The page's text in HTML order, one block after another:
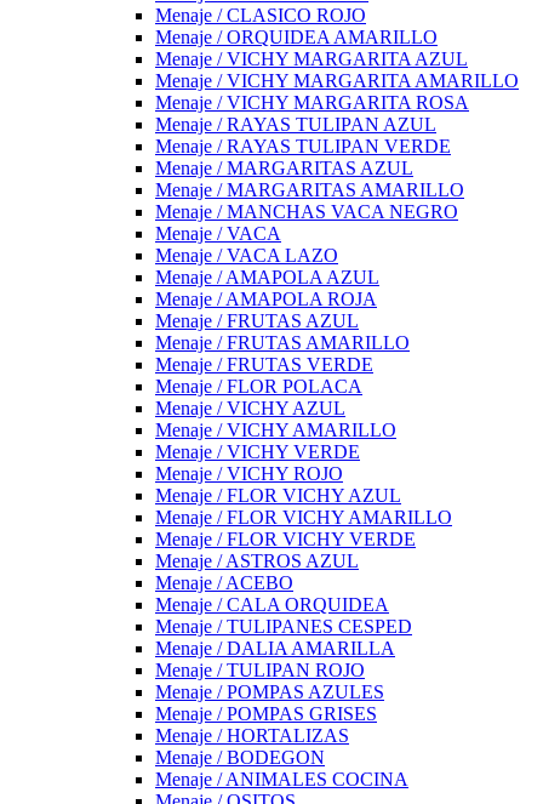
Menaje / CLASICO ROJO
Menaje / ORQUIDEA AMARILLO
Menaje / VICHY MARGARITA AZUL
Menaje / VICHY MARGARITA AMARILLO
Menaje / VICHY MARGARITA ROSA
Menaje / RAYAS TULIPAN AZUL
Menaje / RAYAS TULIPAN VERDE
Menaje / MARGARITAS AZUL
Menaje / MARGARITAS AMARILLO
Menaje / MANCHAS VACA NEGRO
Menaje / VACA
Menaje / VACA LAZO
Menaje / AMAPOLA AZUL
Menaje / AMAPOLA ROJA
Menaje / FRUTAS AZUL
Menaje / FRUTAS AMARILLO
Menaje / FRUTAS VERDE
Menaje / FLOR POLACA
Menaje / VICHY AZUL
Menaje / VICHY AMARILLO
Menaje / VICHY VERDE
Menaje / VICHY ROJO
Menaje / FLOR VICHY AZUL
Menaje / FLOR VICHY AMARILLO
Menaje / FLOR VICHY VERDE
Menaje / ASTROS AZUL
Menaje / ACEBO
Menaje / CALA ORQUIDEA
Menaje / TULIPANES CESPED
Menaje / DALIA AMARILLA
Menaje / TULIPAN ROJO
Menaje / POMPAS AZULES
Menaje / POMPAS GRISES
Menaje / HORTALIZAS
Menaje / BODEGON
Menaje / ANIMALES COCINA